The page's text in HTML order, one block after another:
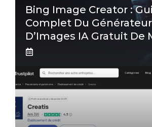
Bing Image Creator :
Complet Du Générateur
D’Images IA Gratuit De